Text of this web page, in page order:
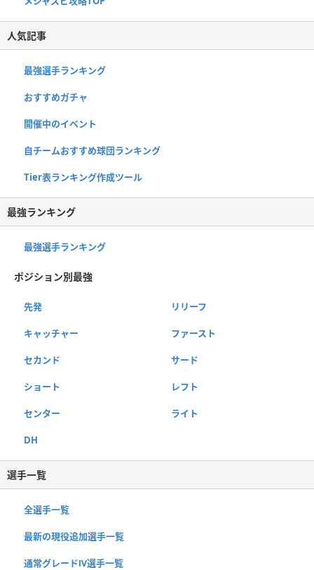
人気記事
最強選手ランキング
おすすめガチャ
開催中のイベント
自チームおすすめ球団ランキング
Tier表ランキング作成ツール
最強ランキング
最強選手ランキング
ポジション別最強
先発 リリーフ
キャッチャー ファースト
セカンド サード
ショート レフト
センター ライト
DH
選手一覧
全選手一覧
最新の現役追加選手一覧
通常グレードⅣ選手一覧